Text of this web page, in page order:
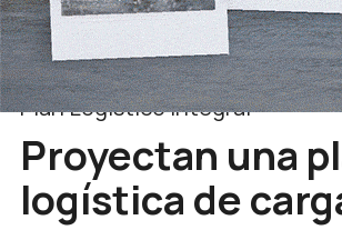
Economía
Plan Logístico Integral
Proyectan una
logística de